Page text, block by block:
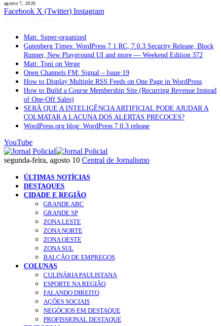
agosto 7, 2026
Facebook X (Twitter) Instagram
Matt: Super-organized
Gutenberg Times: WordPress 7.1 RC, 7.0.3 Security Release, Block
Runner, New Playground UI and more — Weekend Edition 372
Matt: Toni on Verge
Open Channels FM: Signal – Issue 19
How to Display Multiple RSS Feeds on One Page in WordPress
How to Build a Course Membership Site (Recurring Revenue Instead
of One-Off Sales)
SERÁ QUE A INTELIGÊNCIA ARTIFICIAL PODE AJUDAR A
COLMATAR A LACUNA DOS ALERTAS PRECOCES?
WordPress.org blog: WordPress 7.0.3 release
YouTube
segunda-feira, agosto 10 Central de Jornalismo
ÚLTIMAS NOTÍCIAS
DESTAQUES
CIDADE E REGIÃO
GRANDE ABC
GRANDE SP
ZONA LESTE
ZONA NORTE
ZONA OESTE
ZONA SUL
BALCÃO DE EMPREGOS
COLUNAS
CULINÁRIA PAULISTANA
ESPORTE NA REGIÃO
FALANDO DIREITO
AÇÕES SOCIAIS
NEGÓCIOS EM DESTAQUE
PROFISSIONAL DESTAQUE